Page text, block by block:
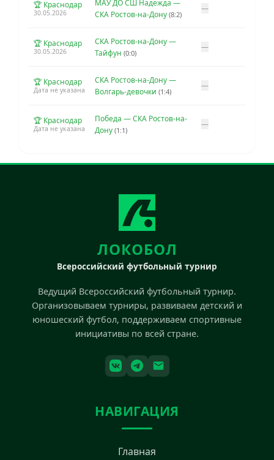
🏆 Краснодар
30.05.2026
МАУ ДО СШ Надежда —
СКА Ростов-на-Дону (8:2)
—
🏆 Краснодар
30.05.2026
СКА Ростов-на-Дону —
Тайфун (0:0)
—
🏆 Краснодар
Дата не указана
СКА Ростов-на-Дону —
Волгарь-девочки (1:4)
—
🏆 Краснодар
Дата не указана
Победа — СКА Ростов-на-
Дону (1:1)
—
ЛОКОБОЛ
Всероссийский футбольный турнир
Ведущий Всероссийский футбольный турнир.
Организовываем турниры, развиваем детский и
юношеский футбол, поддерживаем спортивные
инициативы по всей стране.
НАВИГАЦИЯ
Главная